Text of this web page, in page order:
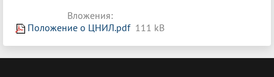
Вложения:
Положение о ЦНИЛ.pdf 111 kB